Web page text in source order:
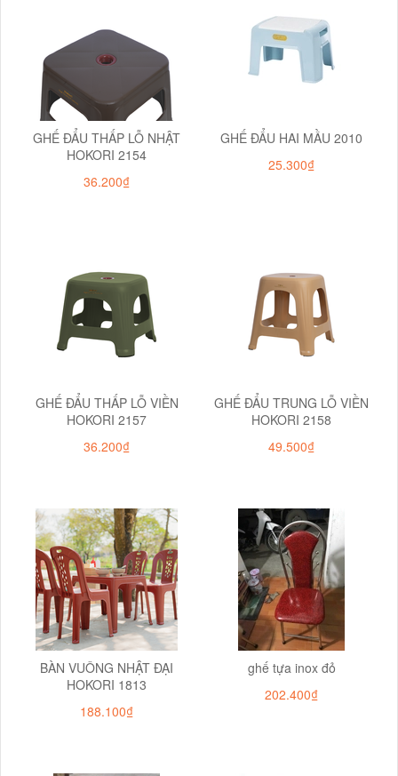
GHẾ ĐẨU THẤP LỖ NHẬT
HOKORI 2154
36.200₫
GHẾ ĐẨU HAI MẦU 2010
25.300₫
GHẾ ĐẨU THẤP LỖ VIỀN
HOKORI 2157
36.200₫
GHẾ ĐẨU TRUNG LỖ VIỀN
HOKORI 2158
49.500₫
BÀN VUÔNG NHẬT ĐẠI
HOKORI 1813
188.100₫
ghế tựa inox đỏ
202.400₫